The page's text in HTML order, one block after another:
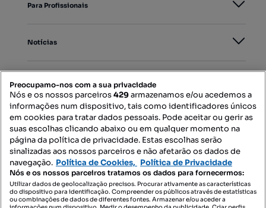
Para Profissionais
Notícias
Mapa do Site
Contacte-nos
SIGA-NOS:
Preocupamo-nos com a sua privacidade
Nós e os nossos parceiros429armazenamos e/ou acedemos a
informações num dispositivo, tais como identificadores únicos
em cookies para tratar dados pessoais. Pode aceitar ou gerir as
suas escolhas clicando abaixo ou em qualquer momento na
página da política de privacidade. Estas escolhas serão
sinalizadas aos nossos parceiros e não afetarão os dados de
navegação. Política de Cookies, Política de Privacidade
Nós e os nossos parceiros tratamos os dados para fornecermos:
Utilizar dados de geolocalização precisos. Procurar ativamente as características
do dispositivo para identificação. Compreender os públicos através de estatísticas
ou combinações de dados de diferentes fontes. Armazenar e/ou aceder a